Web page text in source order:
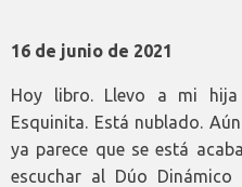
16 de junio de 2021
Hoy libro. Llevo a mi
Esquinita. Está nublado.
ya parece que se está
escuchar al Dúo